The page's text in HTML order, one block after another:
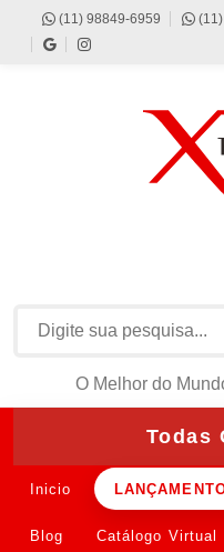
(11) 98849-6959
O Melhor do
Todas
Inicio
Blog Catálogo Virtual